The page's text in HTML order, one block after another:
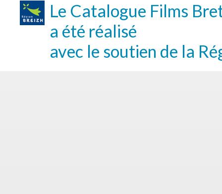
Le Catalogue Films
a été réalisé
avec le soutien de la